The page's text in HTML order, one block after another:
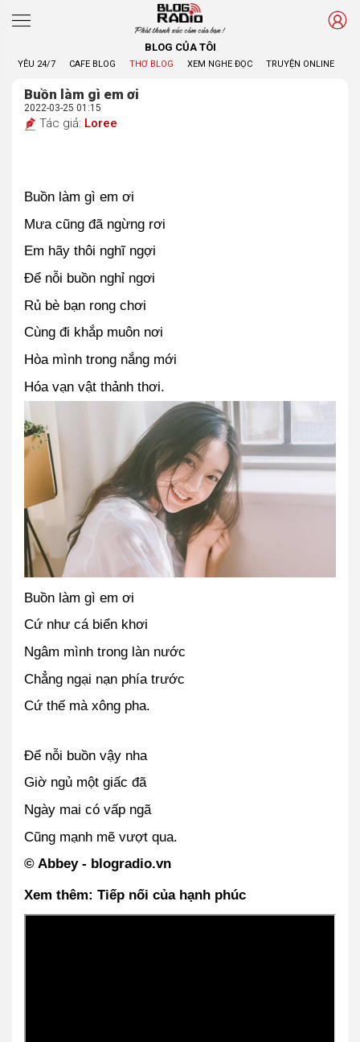
Phát thanh xúc cảm của bạn !
BLOG CỦA TÔI
YÊU 24/7 CAFE BLOG THƠ BLOG XEM NGHE ĐỌC TRUYỆN ONLINE
Buồn làm gì em ơi
2022-03-25 01:15
Tác giả: Loree
Buồn làm gì em ơi
Mưa cũng đã ngừng rơi
Em hãy thôi nghĩ ngợi
Để nỗi buồn nghỉ ngơi
Rủ bè bạn rong chơi
Cùng đi khắp muôn nơi
Hòa mình trong nắng mới
Hóa vạn vật thảnh thơi.
Buồn làm gì em ơi
Cứ như cá biển khơi
Ngâm mình trong làn nước
Chẳng ngại nạn phía trước
Cứ thế mà xông pha.
Để nỗi buồn vậy nha
Giờ ngủ một giấc đã
Ngày mai có vấp ngã
Cũng mạnh mẽ vượt qua.
© Abbey - blogradio.vn
Xem thêm: Tiếp nối của hạnh phúc